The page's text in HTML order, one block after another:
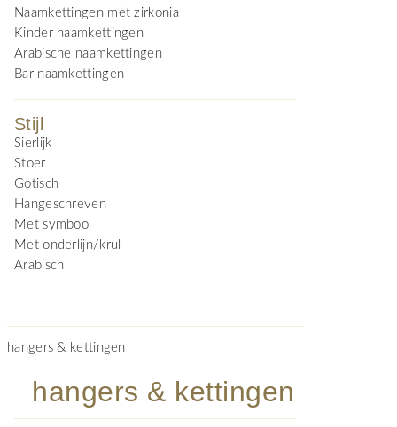
Naamkettingen met zirkonia
Kinder naamkettingen
Arabische naamkettingen
Bar naamkettingen
Stijl
Sierlijk
Stoer
Gotisch
Hangeschreven
Met symbool
Met onderlijn/krul
Arabisch
hangers & kettingen
hangers & kettingen